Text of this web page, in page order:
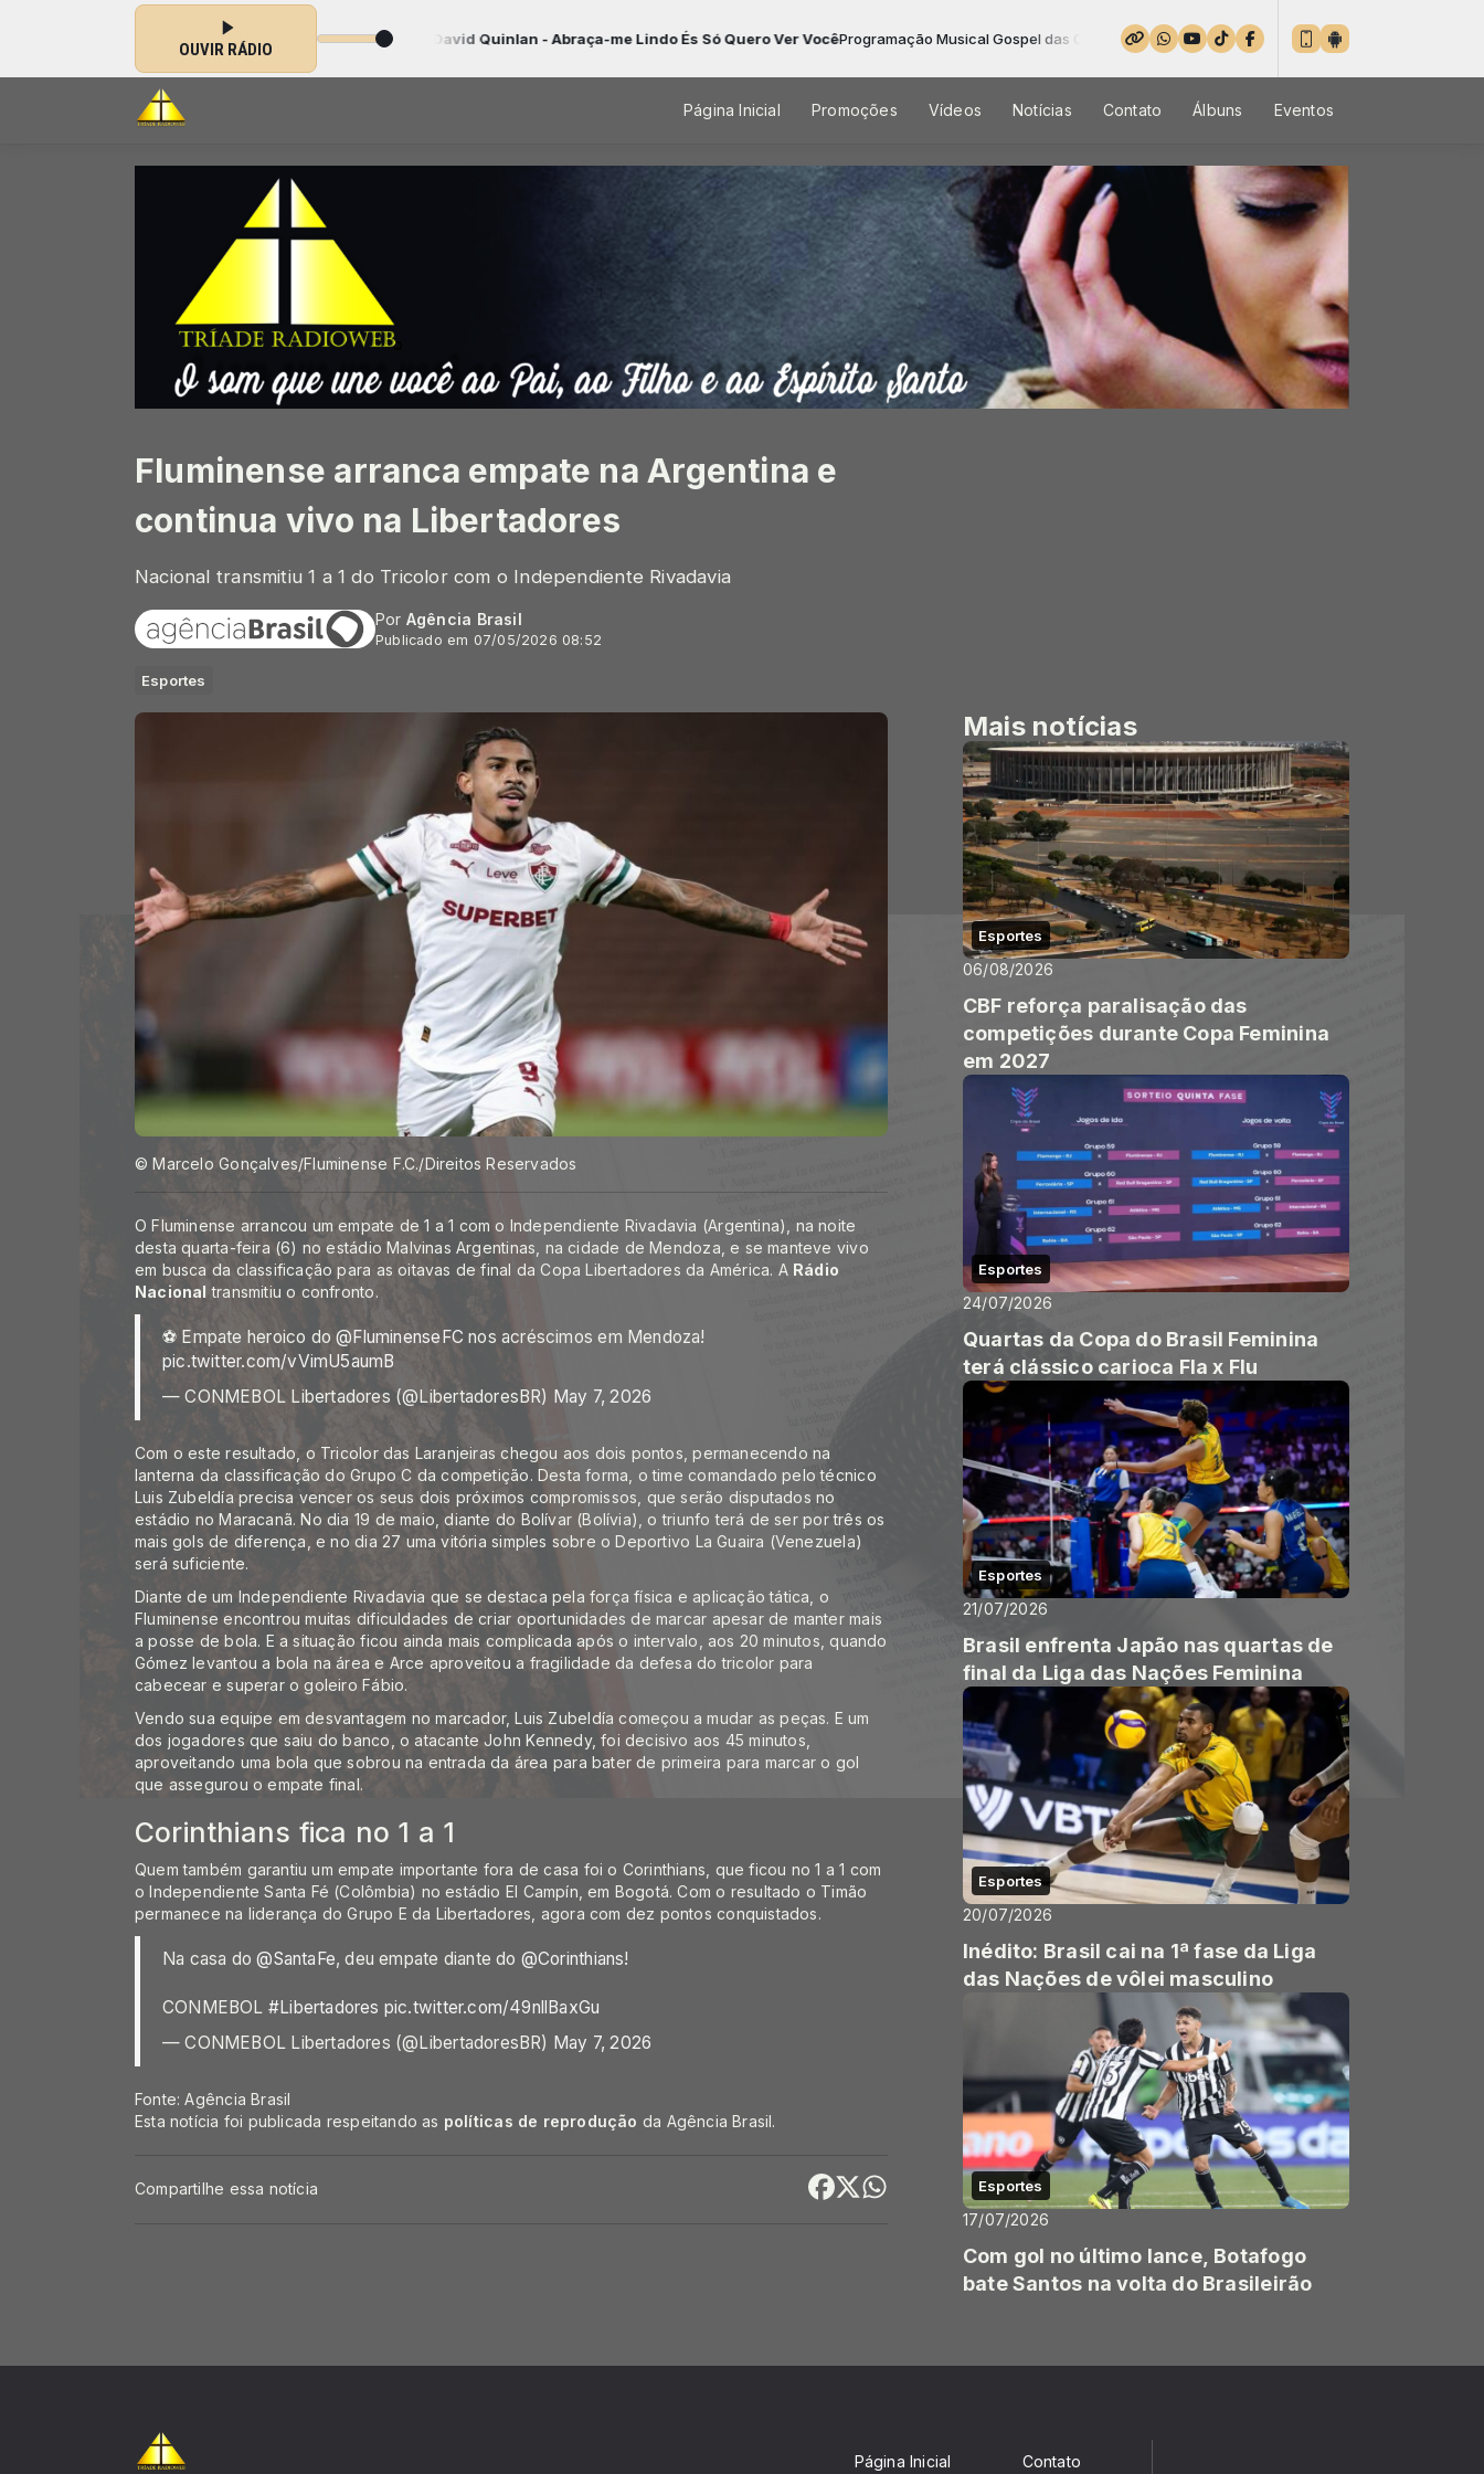
OUVIR RÁDIO
Tocando agora: 062 - David Quinlan - Abraça-me Lindo És Só Quero Ver VocêProgramação Musical Gospel das 00:00 às 23:59 - Tocando agora: 062 - David Quinlan - Abraça-me
Página Inicial Promoções Vídeos Notícias Contato Álbuns Eventos
Fluminense arranca empate na Argentina e
continua vivo na Libertadores
Nacional transmitiu 1 a 1 do Tricolor com o Independiente Rivadavia
Por Agência Brasil
Publicado em 07/05/2026 08:52
Esportes
© Marcelo Gonçalves/Fluminense F.C./Direitos Reservados
O Fluminense arrancou um empate de 1 a 1 com o Independiente Rivadavia (Argentina), na noite
desta quarta-feira (6) no estádio Malvinas Argentinas, na cidade de Mendoza, e se manteve vivo
em busca da classificação para as oitavas de final da Copa Libertadores da América. A Rádio
Nacional transmitiu o confronto.
⚽ Empate heroico do@FluminenseFC nos acréscimos em Mendoza!
pic.twitter.com/vVimU5aumB
— CONMEBOL Libertadores (@LibertadoresBR) May 7, 2026
Com o este resultado, o Tricolor das Laranjeiras chegou aos dois pontos, permanecendo na
lanterna da classificação do Grupo C da competição. Desta forma, o time comandado pelo técnico
Luis Zubeldía precisa vencer os seus dois próximos compromissos, que serão disputados no
estádio no Maracanã. No dia 19 de maio, diante do Bolívar (Bolívia), o triunfo terá de ser por três os
mais gols de diferença, e no dia 27 uma vitória simples sobre o Deportivo La Guaira (Venezuela)
será suficiente.
Diante de um Independiente Rivadavia que se destaca pela força física e aplicação tática, o
Fluminense encontrou muitas dificuldades de criar oportunidades de marcar apesar de manter mais
a posse de bola. E a situação ficou ainda mais complicada após o intervalo, aos 20 minutos, quando
Gómez levantou a bola na área e Arce aproveitou a fragilidade da defesa do tricolor para
cabecear e superar o goleiro Fábio.
Vendo sua equipe em desvantagem no marcador, Luis Zubeldía começou a mudar as peças. E um
dos jogadores que saiu do banco, o atacante John Kennedy, foi decisivo aos 45 minutos,
aproveitando uma bola que sobrou na entrada da área para bater de primeira para marcar o gol
que assegurou o empate final.
Corinthians fica no 1 a 1
Quem também garantiu um empate importante fora de casa foi o Corinthians, que ficou no 1 a 1 com
o Independiente Santa Fé (Colômbia) no estádio El Campín, em Bogotá. Com o resultado o Timão
permanece na liderança do Grupo E da Libertadores, agora com dez pontos conquistados.
Na casa do@SantaFe, deu empate diante do @Corinthians!
CONMEBOL #Libertadores pic.twitter.com/49nllBaxGu
— CONMEBOL Libertadores (@LibertadoresBR) May 7, 2026
Fonte: Agência Brasil
Esta notícia foi publicada respeitando as políticas de reprodução da Agência Brasil.
Compartilhe essa notícia
Mais notícias
Esportes
06/08/2026
CBF reforça paralisação das
competições durante Copa Feminina
em 2027
Esportes
24/07/2026
Quartas da Copa do Brasil Feminina
terá clássico carioca Fla x Flu
Esportes
21/07/2026
Brasil enfrenta Japão nas quartas de
final da Liga das Nações Feminina
Esportes
20/07/2026
Inédito: Brasil cai na 1ª fase da Liga
das Nações de vôlei masculino
Esportes
17/07/2026
Com gol no último lance, Botafogo
bate Santos na volta do Brasileirão
Página Inicial Contato